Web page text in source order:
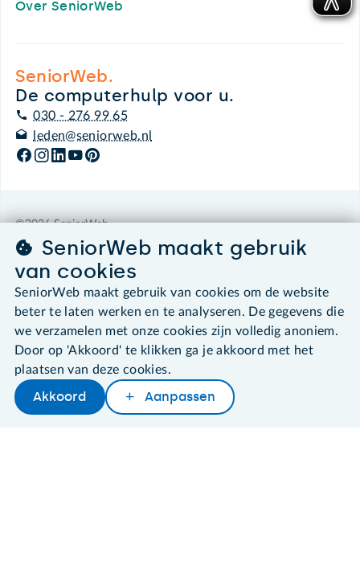
Later lezen Delen Woordenboek
Over SeniorWeb
SeniorWeb.
De computerhulp voor u.
030 - 276 99 65
leden@seniorweb.nl
©2026 SeniorWeb
Algemene voorwaarden
Cookies en cookie-instellingen
Disclaimer
Privacybeleid
About SeniorWeb
SeniorWeb maakt gebruik
van cookies
SeniorWeb maakt gebruik van cookies om de website
beter te laten werken en te analyseren. De gegevens die
we verzamelen met onze cookies zijn volledig anoniem.
Door op 'Akkoord' te klikken ga je akkoord met het
plaatsen van deze cookies.
Akkoord Aanpassen